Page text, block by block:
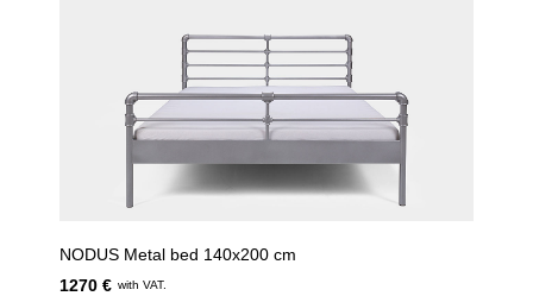
NODUS Metal bed 140x200 cm
1270 € with VAT.